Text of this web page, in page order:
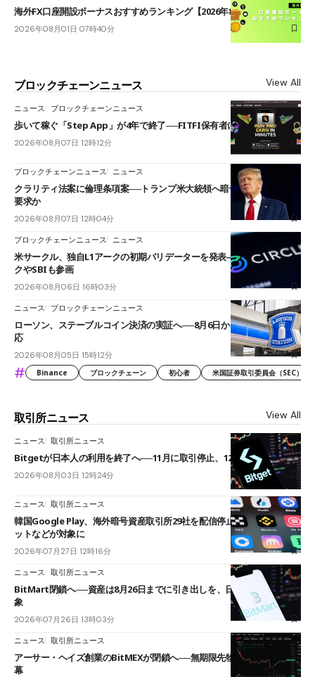
海外FX口座開設ボーナスおすすめランキング【2026年8月最新】
2026年08月01日 07時40分
ブロックチェーンニュース View All
ニュース ブロックチェーンニュース
歩いて稼ぐ「Step App」が4年で終了──FITFI保有者に対応呼びかけ
2026年08月07日 12時12分
ブロックチェーンニュース ニュース
クラリティ法案に倫理条項案──トランプ米大統領へ暗号資産事業の売却
要求か
2026年08月07日 12時04分
ブロックチェーンニュース ニュース
米サークル、独自L1アークの初期バリデーターを発表――ブラックロッ
クやSBIも参画
2026年08月06日 16時03分
ニュース ブロックチェーンニュース
ローソン、ステーブルコイン決済の実証へ──8月6日からJPYCやUSDC対
応
2026年08月05日 15時12分
# Binance ブロックチェーン 初心者 米国証券取引委員会（SEC）
取引所ニュース View All
ニュース 取引所ニュース
Bitgetが日本人の利用を終了へ──11月に取引停止、12月末に強制決済
2026年08月03日 12時24分
ニュース 取引所ニュース
韓国Google Play、海外暗号資産取引所29社を配信停止──OKXやバイビ
ットなどが対象に
2026年07月27日 12時16分
ニュース 取引所ニュース
BitMart閉鎖へ──資産は8月26日までに引き出しを、日本人利用者も対
象
2026年07月26日 13時03分
ニュース 取引所ニュース
アーサー・ヘイズ創業のBitMEXが閉鎖へ──無期限先物を生んだ11年に
幕